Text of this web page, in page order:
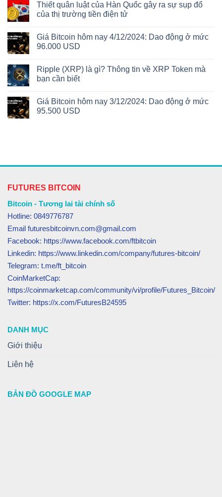
Thiết quân luật của Hàn Quốc gây ra sự sụp đổ
của thị trường tiền điện tử
Giá Bitcoin hôm nay 4/12/2024: Dao động ở mức
96.000 USD
Ripple (XRP) là gì? Thông tin về XRP Token mà
bạn cần biết
Giá Bitcoin hôm nay 3/12/2024: Dao động ở mức
95.500 USD
FUTURES BITCOIN
Bitcoin - Tương lai tài chính số
Hotline: 0849776787
Email futuresbitcoinvn.com@gmail.com
Facebook: https://www.facebook.com/ftbitcoin
Linkedin: https://www.linkedin.com/company/futures-bitcoin/
Telegram: t.me/ft_bitcoin
CoinMarketCap:
https://coinmarketcap.com/community/vi/profile/Futures_Bitcoin/
Twitter: https://x.com/FuturesB24595
DANH MỤC
Giới thiệu
Liên hệ
BẢN ĐỒ GOOGLE MAP